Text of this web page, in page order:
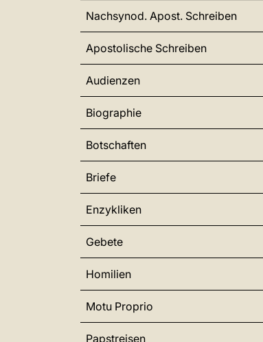
Nachsynod. Apost. Schreiben
Apostolische Schreiben
Audienzen
Biographie
Botschaften
Briefe
Enzykliken
Gebete
Homilien
Motu Proprio
Papstreisen